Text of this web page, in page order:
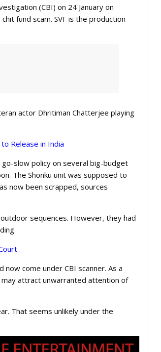
(CBI) on 24 January on
fund scam. SVF is the production
actor Dhritiman Chatterjee playing
Release in India
slow policy on several big-budget
The Shonku unit was supposed to
now been scrapped, sources
sequences. However, they had
now come under CBI scanner. As a
attract unwarranted attention of
That seems unlikely under the